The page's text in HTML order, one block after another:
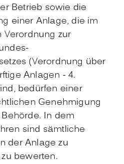
Betrieb sowie die
einer Anlage, die im
zur
(Verordnung über
Anlagen - 4.
bedürfen einer
Genehmigung
In dem
sind sämtliche
der Anlage zu
bewerten.